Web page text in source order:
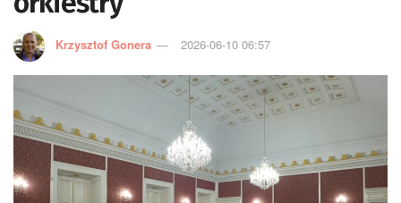
Krzysztof Gonera 2026-06-10 06:57